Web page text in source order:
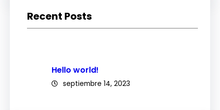
Recent Posts
Hello world!
septiembre 14, 2023